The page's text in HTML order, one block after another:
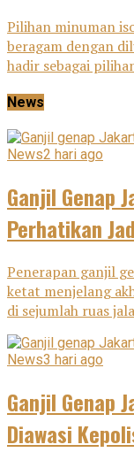
Pilihan minuman
beragam dengan
hadir sebagai
News
News2 hari ago
Ganjil Genap
Perhatikan
Penerapan ganjil
ketat menjelang
di sejumlah ruas
News3 hari ago
Ganjil Genap
Diawasi